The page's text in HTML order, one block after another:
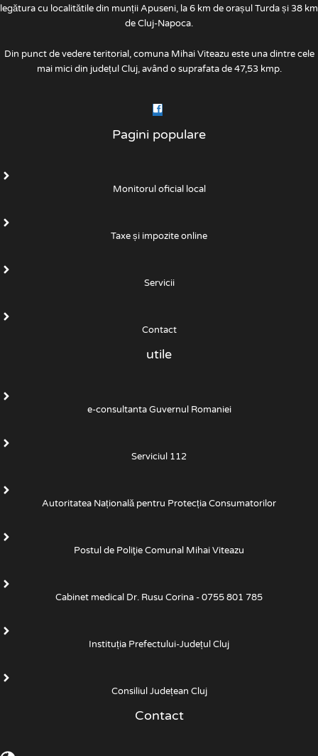
legătura cu localitătile din munții Apuseni, la 6 km de orașul Turda și 38 km
de Cluj-Napoca.
Din punct de vedere teritorial, comuna Mihai Viteazu este una dintre cele
mai mici din județul Cluj, având o suprafata de 47,53 kmp.
Pagini populare
Monitorul oficial local
Taxe și impozite online
Servicii
Contact
utile
e-consultanta Guvernul Romaniei
Serviciul 112
Autoritatea Națională pentru Protecția Consumatorilor
Postul de Poliţie Comunal Mihai Viteazu
Cabinet medical Dr. Rusu Corina - 0755 801 785
Instituția Prefectului-Județul Cluj
Consiliul Județean Cluj
Contact